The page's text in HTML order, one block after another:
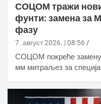
СОЦОМ тражи
фунти: замена за
фазу
7. август 2026. | 08:56
СОЦОМ покреће
мм митраљез за